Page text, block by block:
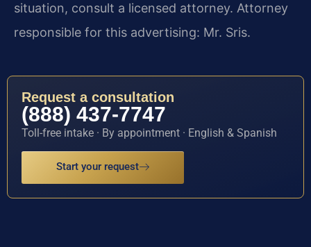
situation, consult a licensed attorney. Attorney
responsible for this advertising: Mr. Sris.
Request a consultation
(888) 437-7747
Toll-free intake · By appointment · English & Spanish
Start your request